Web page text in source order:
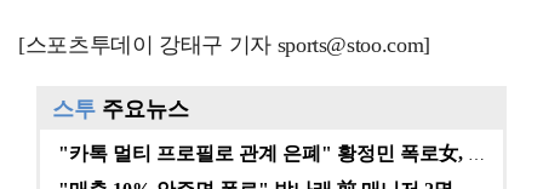
[스포츠투데이 강태구 기자 sports@stoo.com]
스투 주요뉴스
"카톡 멀티 프로필로 관계 은폐" 황정민 폭로女, 문자…